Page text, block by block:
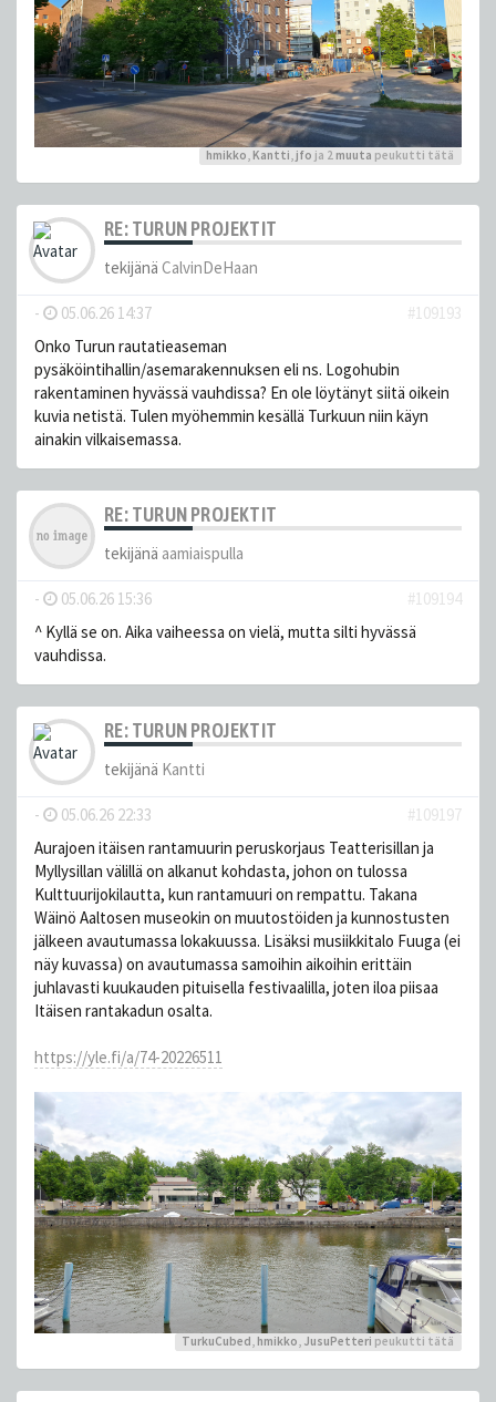
hmikko, Kantti, jfo ja 2 muuta peukutti tätä
RE: TURUN PROJEKTIT
tekijänä CalvinDeHaan
- 05.06.26 14:37
#109193
Onko Turun rautatieaseman
pysäköintihallin/asemarakennuksen eli ns. Logohubin
rakentaminen hyvässä vauhdissa? En ole löytänyt siitä oikein
kuvia netistä. Tulen myöhemmin kesällä Turkuun niin käyn
ainakin vilkaisemassa.
RE: TURUN PROJEKTIT
tekijänä aamiaispulla
- 05.06.26 15:36
#109194
^ Kyllä se on. Aika vaiheessa on vielä, mutta silti hyvässä
vauhdissa.
RE: TURUN PROJEKTIT
tekijänä Kantti
- 05.06.26 22:33
#109197
Aurajoen itäisen rantamuurin peruskorjaus Teatterisillan ja
Myllysillan välillä on alkanut kohdasta, johon on tulossa
Kulttuurijokilautta, kun rantamuuri on rempattu. Takana
Wäinö Aaltosen museokin on muutostöiden ja kunnostusten
jälkeen avautumassa lokakuussa. Lisäksi musiikkitalo Fuuga (ei
näy kuvassa) on avautumassa samoihin aikoihin erittäin
juhlavasti kuukauden pituisella festivaalilla, joten iloa piisaa
Itäisen rantakadun osalta.
https://yle.fi/a/74-20226511
TurkuCubed, hmikko, JusuPetteri peukutti tätä